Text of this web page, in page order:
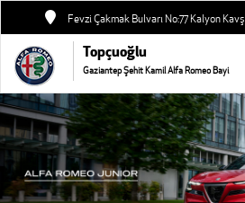
Fevzi Çakmak Bulvarı No:77 Kalyon
Topçuoğlu
Gaziantep Şehit Kamil Alfa Romeo Bayi